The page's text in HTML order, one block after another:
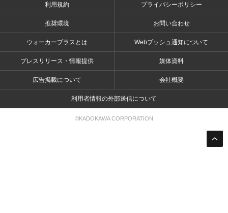
利用規約 プライバシーポリシー
推奨環境 お問い合わせ
ウォーカープラスとは Webプッシュ通知について
プレスリリース・情報提供 媒体資料
広告掲載について 会社概要
利用者情報の外部送信について
©KADOKAWA CORPORATION